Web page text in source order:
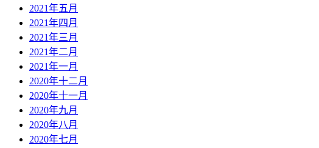
2021年五月
2021年四月
2021年三月
2021年二月
2021年一月
2020年十二月
2020年十一月
2020年九月
2020年八月
2020年七月